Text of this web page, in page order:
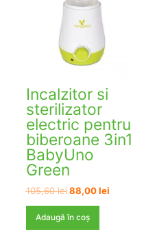
Incalzitor si
sterilizator
electric pentru
biberoane 3in1
BabyUno
Green
105,60lei Prețul
a
fost:
88,00leiPrețul
Adaugă în coș